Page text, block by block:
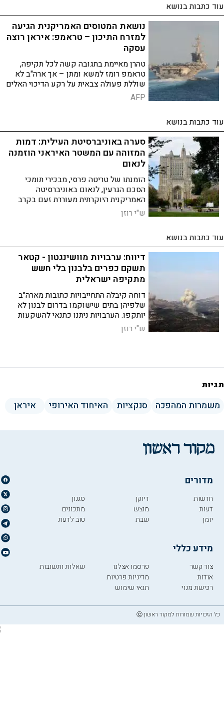
עוד כתבות בנושא
נושאת המטוסים האמריקנית הגיעה
למזרח התיכון – טראמפ: איראן רוצה
עסקה
טהרן מאיימת בתגובה קשה לכל תקיפה,
טראמפ רומז למשא ומתן – אך ארה"ב לא
שוללת פעולה צבאית על רקע הדיכוי האלים
של המחאות באיראן
AFP
עוד כתבות בנושא
סערה באוניברסיטת העילית: דמות
המזוהה עם המשטר האיראני הוזמנה
לנאום
הזמנתו של טריטה פרסי, מבכירי תומכי
הסכם הגרעין, לנאום באוניברסיטה
האמריקנית היוקרתית מעוררת זעם בקרב
הגולה האיראנית – בזמן שהמשטר בטהרן
מדכא באלימות מחאות קטלניות
ש"י רוזן
עוד כתבות בנושא
דיווח: ערבויות מוושינגטון - קטאר
תשקם כפרים בלבנון בלי חשש
מתקיפה ישראלית
דוחה קיבלה התחייבויות כתובות מארה״ב
שלפיהן בתים שישוקמו בדרום לבנון לא
יותקפו. הערבויות ניתנו כתנאי להשקעות
קטאריות של 480 מיליון דולר בלבנון
ש"י רוזן
תגיות
משמרות המהפכה סנקציות האיחוד האירופי איראן
מדורים
חדשות
דעות
יומן
דיוקן
מוצש
שבת
סגנון
מתכונים
טוב לדעת
מידע כללי
צור קשר
אודות
רכישת מנוי
פרסמו אצלנו
מדיניות פרטיות
תנאי שימוש
שאלות ותשובות
כל הזכויות שמורות למקור ראשון ⓒ